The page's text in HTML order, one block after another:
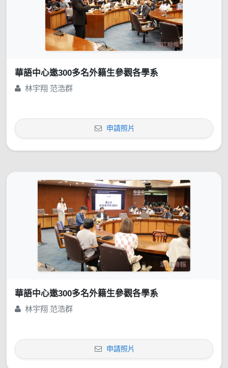
華語中心邀300多名外籍生參觀各學系
林宇翔 范浩群
申請照片
華語中心邀300多名外籍生參觀各學系
林宇翔 范浩群
申請照片